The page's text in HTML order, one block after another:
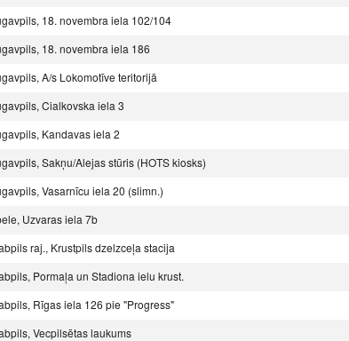
18. novembra iela 102/104
18. novembra iela 186
A/s Lokomotīve teritorijā
Cialkovska iela 3
Kandavas iela 2
Sakņu/Alejas stūris (HOTS kiosks)
Vasarnīcu iela 20 (slimn.)
Uzvaras iela 7b
raj., Krustpils dzelzceļa stacija
Pormaļa un Stadiona ielu krust.
Rīgas iela 126 pie "Progress"
Vecpilsētas laukums